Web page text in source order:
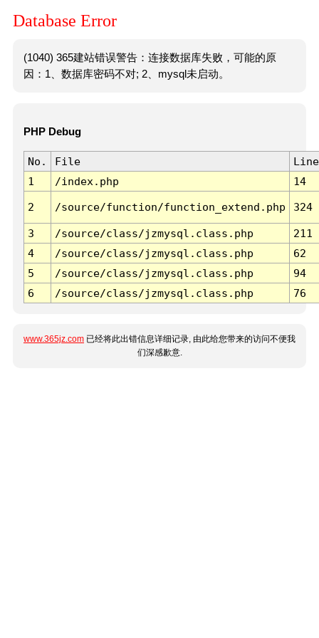
Database Error
(1040) 365建站错误警告：连接数据库失败，可能的原
因：1、数据库密码不对; 2、mysql未启动。
PHP Debug
No. File
Line
1
/index.php 14
2 /source/function/function_extend.php 324
3 /source/class/jzmysql.class.php
211
4
/source/class/jzmysql.class.php
62
5
/source/class/jzmysql.class.php
94
6
/source/class/jzmysql.class.php 76
www.365jz.com 已经将此出错信息详细记录, 由此给您带来的访问不便我
们深感歉意.